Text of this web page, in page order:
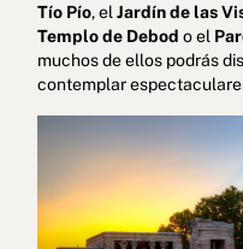
Tío Pío, el Jardín de las
Templo de Debod o el
muchos de ellos podrás
contemplar